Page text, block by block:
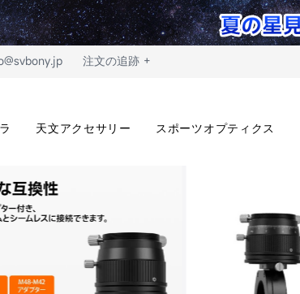
注文の追跡 +
天文アクセサリー スポーツオプティクス